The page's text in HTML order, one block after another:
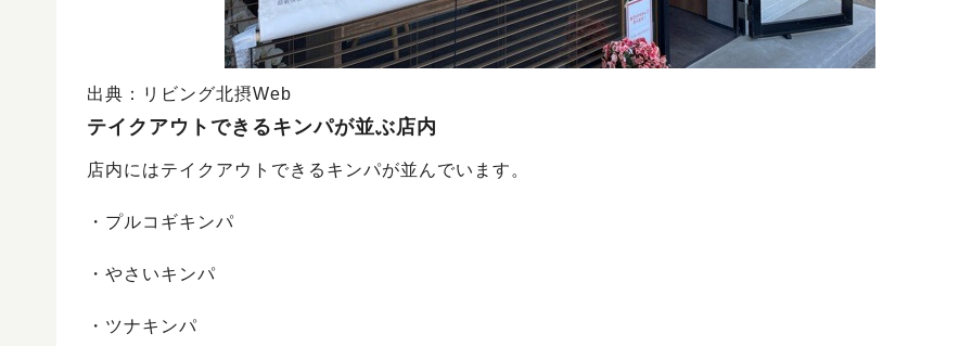
出典：リビング北摂Web
テイクアウトできるキンパが並ぶ店内
店内にはテイクアウトできるキンパが並んでいます。
・プルコギキンパ
・やさいキンパ
・ツナキンパ